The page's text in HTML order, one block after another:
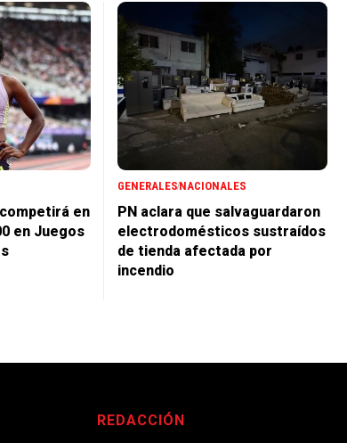
en
en Juegos
GENERALESNACIONALES
PN aclara que salvaguardaron
electrodomésticos sustraídos
de tienda afectada por
incendio
REDACCIÓN